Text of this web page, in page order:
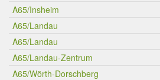
A65/Insheim
A65/Landau
A65/Landau
A65/Landau-Zentrum
A65/Wörth-Dorschberg